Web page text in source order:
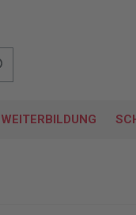
WEITERBILDUNG